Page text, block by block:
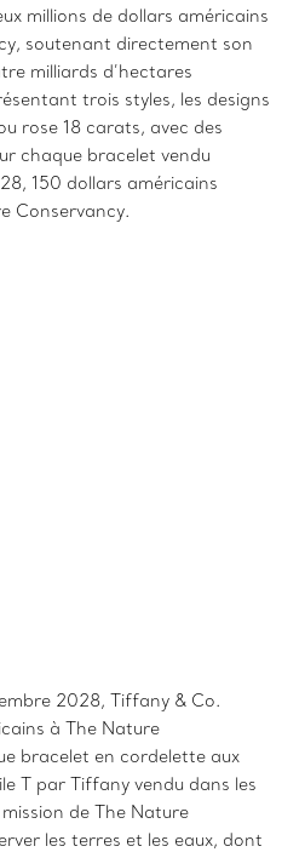
millions de dollars américains
soutenant directement son
milliards d’hectares
trois styles, les designs
rose 18 carats, avec des
chaque bracelet vendu
150 dollars américains
Conservancy.
2028, Tiffany & Co.
à The Nature
bracelet en cordelette aux
T par Tiffany vendu dans les
de The Nature
les terres et les eaux, dont